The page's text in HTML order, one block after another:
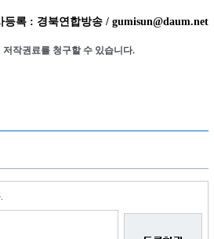
등록 : 경북연합방송 / gumisun@daum.net
작권료를 청구할 수 있습니다.